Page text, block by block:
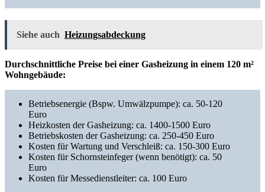
Siehe auch Heizungsabdeckung
Durchschnittliche Preise bei einer Gasheizung in einem 120 m²
Wohngebäude:
Betriebsenergie (Bspw. Umwälzpumpe): ca. 50-120
Euro
Heizkosten der Gasheizung: ca. 1400-1500 Euro
Betriebskosten der Gasheizung: ca. 250-450 Euro
Kosten für Wartung und Verschleiß: ca. 150-300 Euro
Kosten für Schornsteinfeger (wenn benötigt): ca. 50
Euro
Kosten für Messedienstleiter: ca. 100 Euro